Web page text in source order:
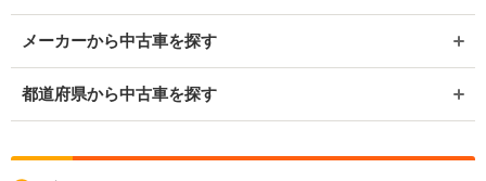
メーカーから中古車を探す
都道府県から中古車を探す